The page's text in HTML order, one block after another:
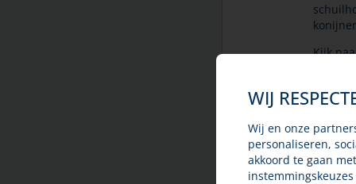
Kijk
geen
Let op:
zomaar
WIJ
Wij en onze
personaliseren,
akkoord te gaan